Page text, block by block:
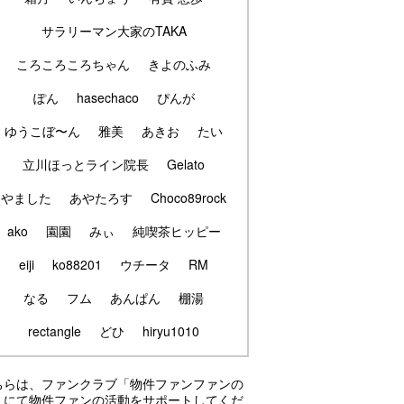
サラリーマン大家のTAKA
ころころころちゃん
きよのふみ
ぽん
hasechaco
ぴんが
ゆうこぼ〜ん
雅美 あきお
たい
立川ほっとライン院長
Gelato
やました
あやたろす
Choco89rock
ako
園園 みぃ
純喫茶ヒッピー
eiji
ko88201 ウチータ
RM
なる
フム あんぱん
棚湯
rectangle
どひ hiryu1010
らは、ファンクラブ「物件ファンファンの
にて物件ファンの活動をサポートしてくだ